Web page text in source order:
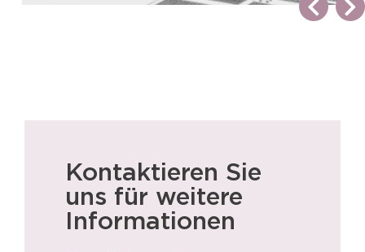
Kontaktieren Sie
uns für weitere
Informationen